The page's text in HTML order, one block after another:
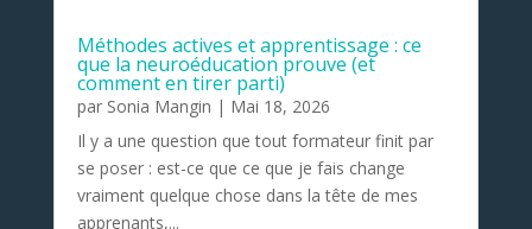
Méthodes actives et apprentissage : ce
que la neuroéducation prouve (et
comment en tirer parti)
par Sonia Mangin | Mai 18, 2026
Il y a une question que tout formateur finit par
se poser : est-ce que ce que je fais change
vraiment quelque chose dans la tête de mes
apprenants,...